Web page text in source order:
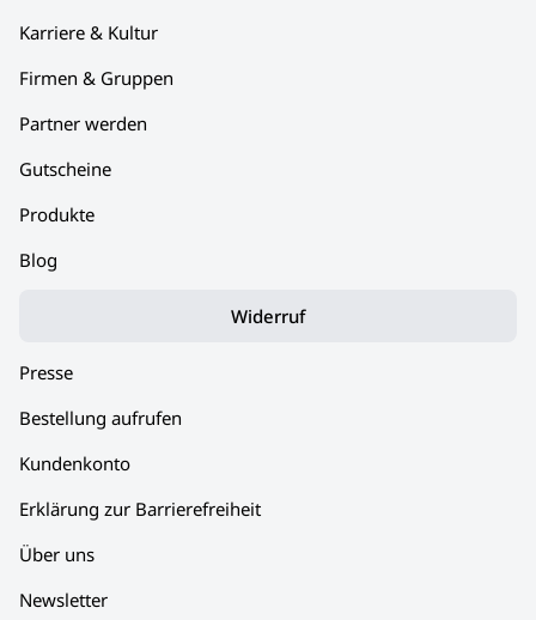
Karriere & Kultur
Firmen & Gruppen
Partner werden
Gutscheine
Produkte
Blog
Widerruf
Presse
Bestellung aufrufen
Kundenkonto
Erklärung zur Barrierefreiheit
Über uns
Newsletter